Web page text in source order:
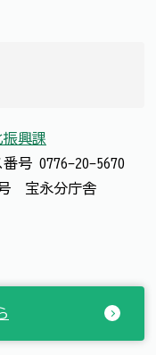
振興課
番号 0776-20-5670
宝永分庁舎